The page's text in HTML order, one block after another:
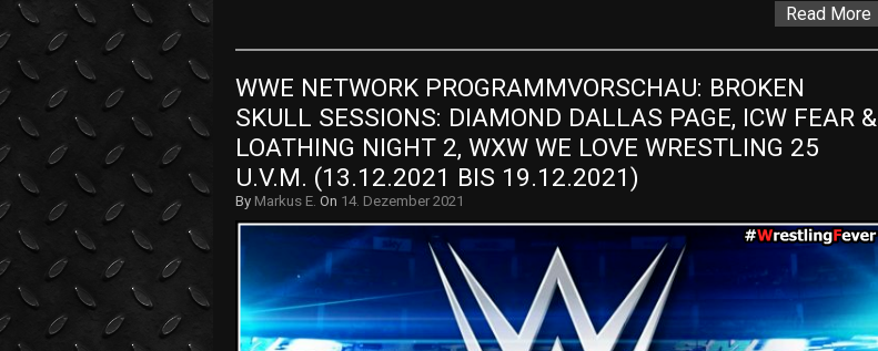
Read More
WWE NETWORK PROGRAMMVORSCHAU: BROKEN
SKULL SESSIONS: DIAMOND DALLAS PAGE, ICW FEAR &
LOATHING NIGHT 2, WXW WE LOVE WRESTLING 25
U.V.M. (13.12.2021 BIS 19.12.2021)
By Markus E. On 14. Dezember 2021